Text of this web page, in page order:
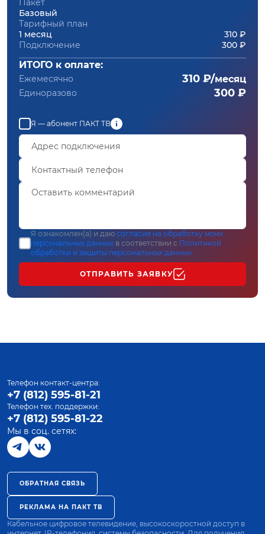
Пакет
Базовый
Тарифный план
1 месяц
310 ₽
Подключение
300 ₽
ИТОГО к оплате:
Ежемесячно 310 ₽/месяц
Единоразово 300 ₽
Я — абонент ПАКТ ТВ
Я ознакомлен(а) и даю согласие на обработку моих
персональных данных в соответствии с Политикой
обработки и защиты персональных данных
ОТПРАВИТЬ ЗАЯВКУ
Телефон контакт-центра:
+7 (812) 595-81-21
Телефон тех. поддержки:
+7 (812) 595-81-22
Мы в соц. сетях:
ОБРАТНАЯ СВЯЗЬ
РЕКЛАМА НА ПАКТ ТВ
Кабельное цифровое телевидение, высокоскоростной доступ в